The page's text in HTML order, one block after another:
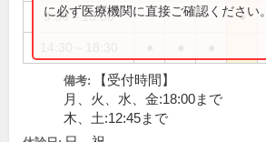
9:30～13:00 ●
に必ず医療機関に直接ご確認ください。
備考:
【受付時間】
月、火、水、金:18:00まで
木、土:12:45まで